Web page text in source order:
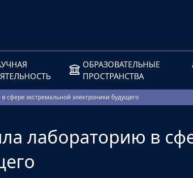
ОБРАЗОВАТЕЛЬНЫЕ
ПРОСТРАНСТВА
экстремальной электроники будущего
лабораторию в